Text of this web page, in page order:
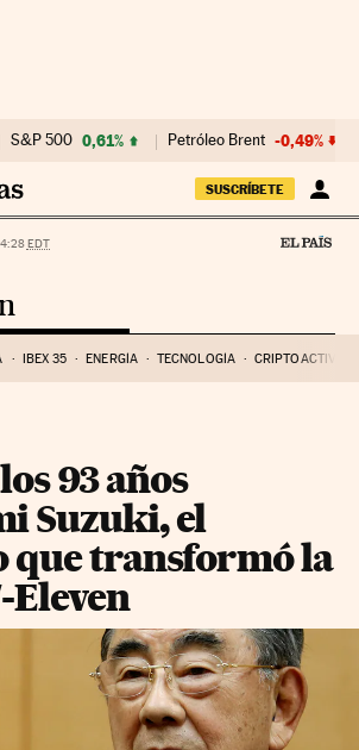
S&P 500 0,61% Petróleo Brent -0,49%
SUSCRÍBETE
EDT
IBEX 35 ENERGÍA TECNOLOGÍA CRIPTOACTIVOS
93 años
Suzuki, el
que transformó la
Eleven